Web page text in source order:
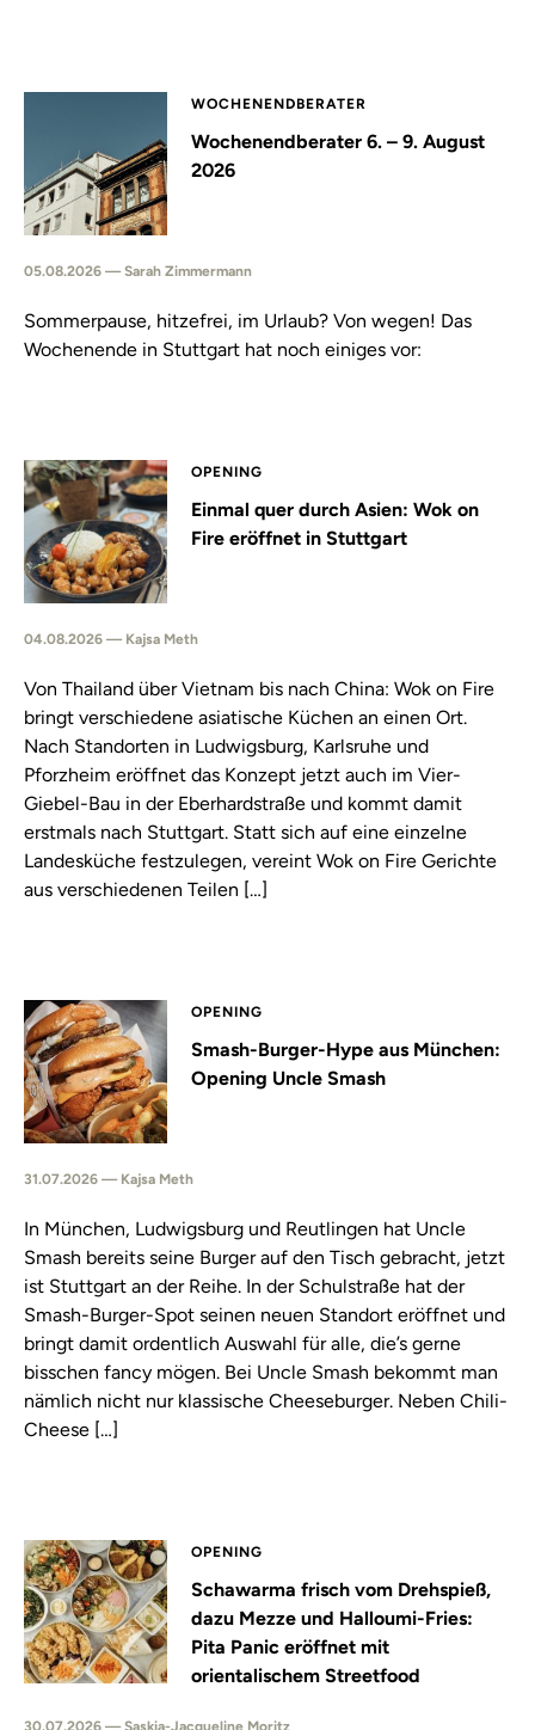
WOCHENENDBERATER
Wochenendberater 6. – 9. August
2026
05.08.2026 — Sarah Zimmermann
Sommerpause, hitzefrei, im Urlaub? Von wegen! Das
Wochenende in Stuttgart hat noch einiges vor:
OPENING
Einmal quer durch Asien: Wok on
Fire eröffnet in Stuttgart
04.08.2026 — Kajsa Meth
Von Thailand über Vietnam bis nach China: Wok on Fire
bringt verschiedene asiatische Küchen an einen Ort.
Nach Standorten in Ludwigsburg, Karlsruhe und
Pforzheim eröffnet das Konzept jetzt auch im Vier-
Giebel-Bau in der Eberhardstraße und kommt damit
erstmals nach Stuttgart. Statt sich auf eine einzelne
Landesküche festzulegen, vereint Wok on Fire Gerichte
aus verschiedenen Teilen […]
OPENING
Smash-Burger-Hype aus München:
Opening Uncle Smash
31.07.2026 — Kajsa Meth
In München, Ludwigsburg und Reutlingen hat Uncle
Smash bereits seine Burger auf den Tisch gebracht, jetzt
ist Stuttgart an der Reihe. In der Schulstraße hat der
Smash-Burger-Spot seinen neuen Standort eröffnet und
bringt damit ordentlich Auswahl für alle, die’s gerne
bisschen fancy mögen. Bei Uncle Smash bekommt man
nämlich nicht nur klassische Cheeseburger. Neben Chili-
Cheese […]
OPENING
Schawarma frisch vom Drehspieß,
dazu Mezze und Halloumi-Fries:
Pita Panic eröffnet mit
orientalischem Streetfood
30.07.2026 — Saskia-Jacqueline Moritz